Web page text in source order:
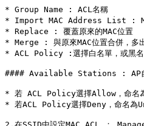
* Group Name : ACL名稱
* Import MAC Address List :
* Replace : 覆蓋原來的MAC位置
* Merge : 與原來MAC位置合併，多出
* ACL Policy :選擇白名單，或黑
#### Available Stations : AP自
* 若 ACL Policy選擇Allow，命名為
* 若ACL Policy選擇Deny，命名為